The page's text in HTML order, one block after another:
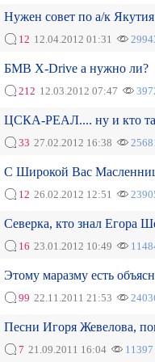
Нужен совет по а/к
12 12.04.2012 01:31
БМВ Х-Drive а нужно ли?
212 12.03.2012 07:47
ЦСКА-РЕАЛ.... ну и кто
33 27.02.2012 16:38
С Широкой Вас
12 26.02.2012 12:51
Северка, кто знал Егора
16 23.01.2012 10:49
Этому маразму есть
99 22.11.2011 21:53
Песни Игоря Жевелова,
7 21.09.2011 16:04 11397